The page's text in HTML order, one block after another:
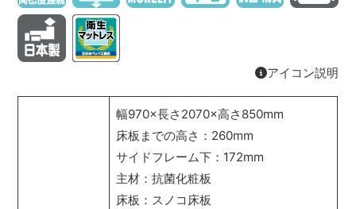
アイコン説明
幅970×長さ2070×高さ850mm
床板までの高さ：260mm
サイドフレーム下：172mm
主材：抗菌化粧板
床板：スノコ床板